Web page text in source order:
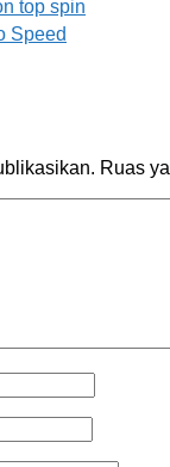
Speed
Ruas